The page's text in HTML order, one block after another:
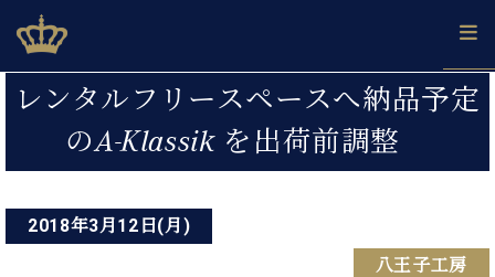
to
content
ベヒシュタインジャパン公式サイト
BECHSTEIN JAPAN Official Site
カ
タ
C.
ベ
シ
ュ
展
ュ
タ
の
名
ガ
会
タ
報
レンタルフリースペースへ納品予定
のA-Klassik を出荷前調整
2018年3月12日(月)
八王子工房
投
ゲ